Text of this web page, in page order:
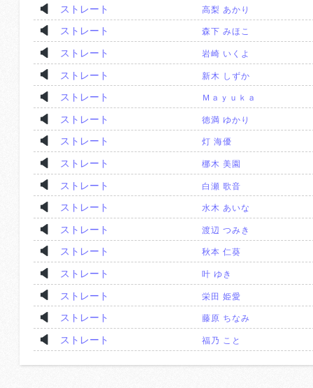
ストレート 高梨 あかり
ストレート 森下 みほこ
ストレート 岩崎 いくよ
ストレート 新木 しずか
ストレート Ｍａｙｕｋａ
ストレート 徳満 ゆかり
ストレート 灯 海優
ストレート 梛木 美園
ストレート 白瀬 歌音
ストレート 水木 あいな
ストレート 渡辺 つみき
ストレート 秋本 仁葵
ストレート 叶 ゆき
ストレート 栄田 姫愛
ストレート 藤原 ちなみ
ストレート 福乃 こと